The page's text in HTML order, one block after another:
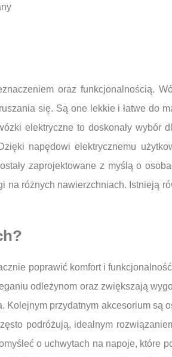
oraz funkcjonalnością.
się. Są one lekkie i łatwe do
elektryczne to doskonały wybór
napędowi elektrycznemu
zaprojektowane z myślą o
na różnych nawierzchniach. Istnieją
poprawić komfort i
odleżynom oraz zwiększają
przydatnym akcesorium są
podróżują, idealnym
o uchwytach na napoje, które